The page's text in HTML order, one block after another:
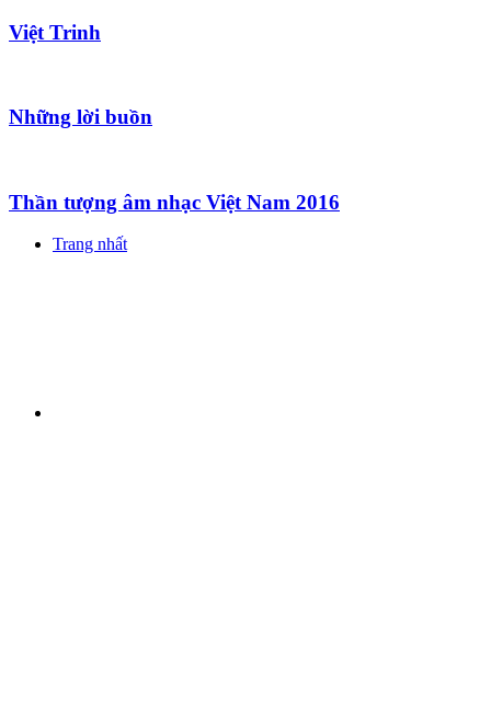
Việt Trinh
Những lời buồn
Thần tượng âm nhạc Việt Nam 2016
Trang nhất